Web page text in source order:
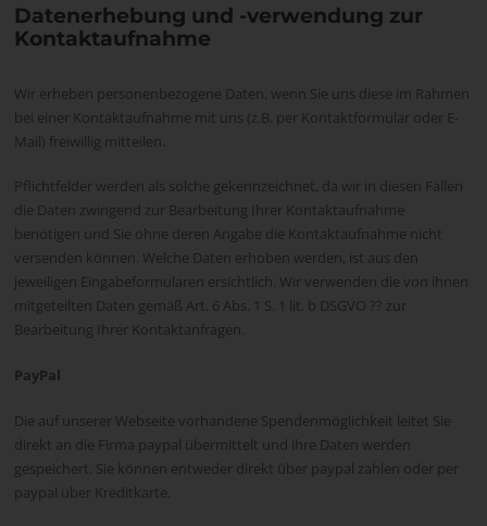
Datenerhebung und -verwendung zur
Kontaktaufnahme
Wir erheben personenbezogene Daten, wenn Sie uns diese im Rahmen
bei einer Kontaktaufnahme mit uns (z.B. per Kontaktformular oder E-
Mail) freiwillig mitteilen.
Pflichtfelder werden als solche gekennzeichnet, da wir in diesen Fällen
die Daten zwingend zur Bearbeitung Ihrer Kontaktaufnahme
benötigen und Sie ohne deren Angabe die Kontaktaufnahme nicht
versenden können. Welche Daten erhoben werden, ist aus den
jeweiligen Eingabeformularen ersichtlich. Wir verwenden die von ihnen
mitgeteilten Daten gemäß Art. 6 Abs. 1 S. 1 lit. b DSGVO ?? zur
Bearbeitung Ihrer Kontaktanfragen.
PayPal
Die auf unserer Webseite vorhandene Spendenmöglichkeit leitet Sie
direkt an die Firma paypal übermittelt und ihre Daten werden
gespeichert. Sie können entweder direkt über paypal zahlen oder per
paypal über Kreditkarte.